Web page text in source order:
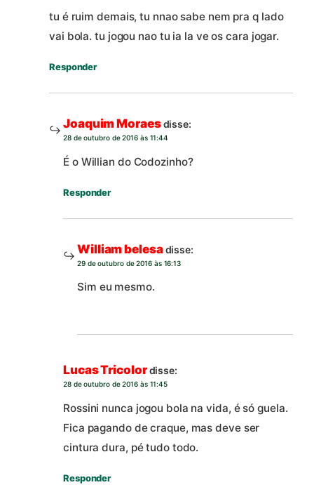
tu é ruim demais, tu nnao sabe nem pra q lado
vai bola. tu jogou nao tu ia la ve os cara jogar.
Responder
Joaquim Moraesdisse:
28 de outubro de 2016 às 11:44
É o Willian do Codozinho?
Responder
William belesadisse:
29 de outubro de 2016 às 16:13
Sim eu mesmo.
Lucas Tricolordisse:
28 de outubro de 2016 às 11:45
Rossini nunca jogou bola na vida, é só guela.
Fica pagando de craque, mas deve ser
cintura dura, pé tudo todo.
Responder